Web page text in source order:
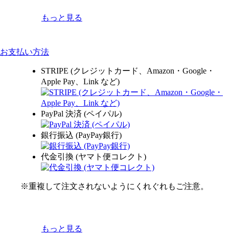
もっと見る
お支払い方法
STRIPE (クレジットカード、Amazon・Google・
Apple Pay、Link など)
PayPal 決済 (ペイパル)
銀行振込 (PayPay銀行)
代金引換 (ヤマト便コレクト)
※重複して注文されないようにくれぐれもご注意。
もっと見る